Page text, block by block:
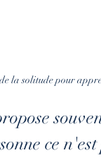
la solitude pour
ce